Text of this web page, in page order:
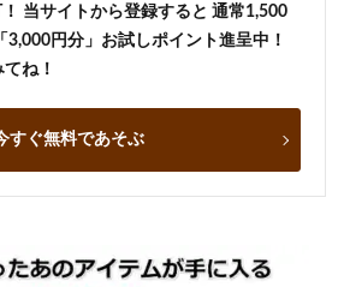
当サイトから登録すると 通常1,500
3,000円分」お試しポイント進呈中！
ね！
すぐ無料であそぶ